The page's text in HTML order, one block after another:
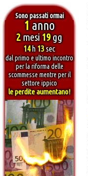
Sono passati ormai
1anno
2mesi19gg
14h14sec
dal primo e ultimo incontro
per la riforma delle
scommesse mentre per il
settore ippico
le perdite aumentano!